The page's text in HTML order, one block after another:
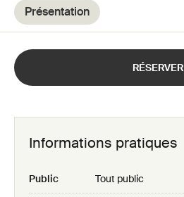
Présentation
RÉSERVER
Informations pratiques
Public Tout public